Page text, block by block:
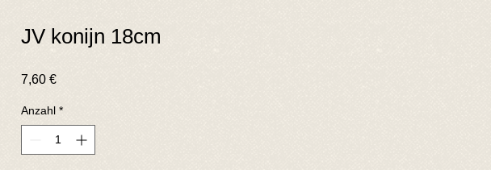
JV konijn 18cm
7,60 €Preis
Anzahl *